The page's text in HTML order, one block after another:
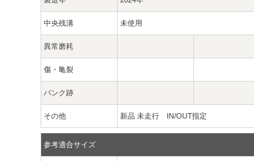
中央残溝 未使用
異常磨耗
傷・亀裂
パンク跡
その他 新品 未走行 IN/OUT指定
参考適合サイズ